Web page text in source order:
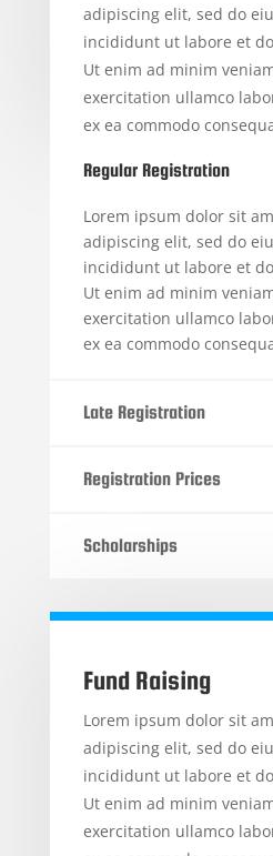
adipiscing elit, sed do
incididunt ut labore et
Ut enim ad minim
exercitation ullamco
ex ea commodo
Regular Registration
Lorem ipsum dolor sit
adipiscing elit, sed do
incididunt ut labore et
Ut enim ad minim
exercitation ullamco
ex ea commodo
Late Registration
Registration Prices
Scholarships
Fund Raising
Lorem ipsum dolor sit
adipiscing elit, sed do
incididunt ut labore et
Ut enim ad minim
exercitation ullamco